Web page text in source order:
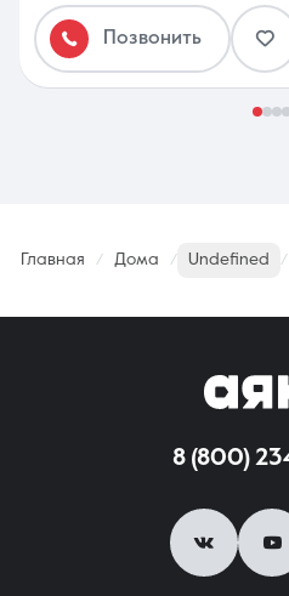
Позвонить
Главная Дома Undefined
8 (800)